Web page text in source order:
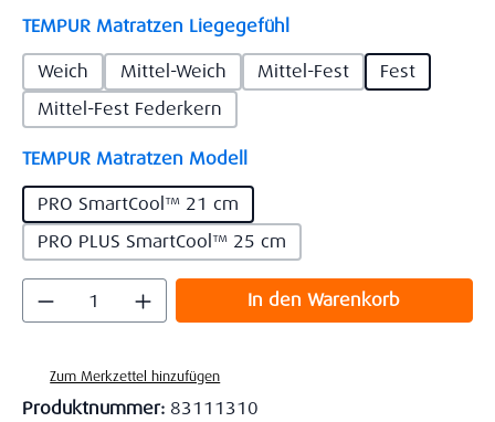
TEMPUR Matratzen Liegegefühlauswählen
Weich
Mittel-Weich Mittel-Fest
Fest
Mittel-Fest Federkern
TEMPUR Matratzen Modell auswählen
PRO SmartCool™ 21 cm
PRO PLUS SmartCool™ 25 cm
Produkt Anzahl: Gib den gewünschten
In den Warenkorb
Zum Merkzettel hinzufügen
Produktnummer: 83111310